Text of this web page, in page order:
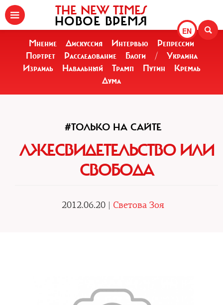
EN
THE NEW TIMES
НОВОЕ ВРЕМЯ
Мнение Дискуссия Интервью
Репрессии
Портрет
Расследование Блоги /
Украина
Израиль
Навальный Трамп Путин
Кремль
Дума
#ТОЛЬКО НА САЙТЕ
ЛЖЕСВИДЕТЕЛЬСТВО ИЛИ
СВОБОДА
2012.06.20 | Светова Зоя